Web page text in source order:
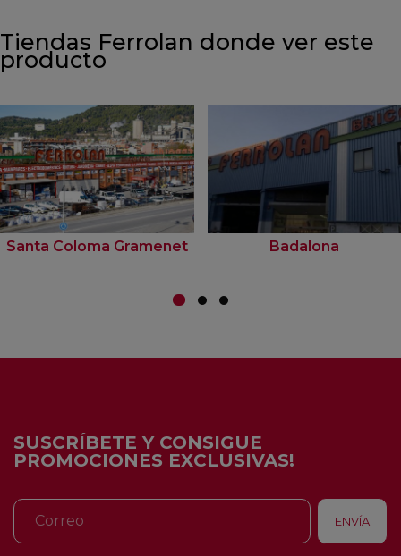
Tiendas Ferrolan donde ver este
producto
Santa Coloma Gramenet Badalona
SUSCRÍBETE Y CONSIGUE
PROMOCIONES EXCLUSIVAS!